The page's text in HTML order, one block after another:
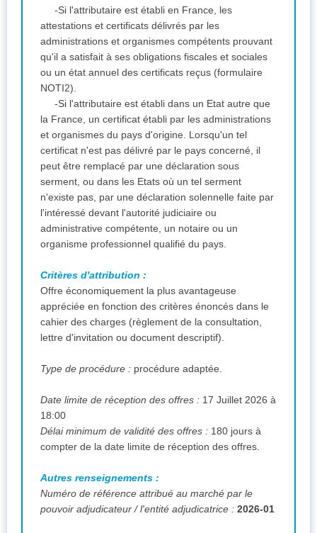
-Si l'attributaire est établi en France, les
attestations et certificats délivrés par les
administrations et organismes compétents prouvant
qu'il a satisfait à ses obligations fiscales et sociales
ou un état annuel des certificats reçus (formulaire
NOTI2).
-Si l'attributaire est établi dans un Etat autre que
la France, un certificat établi par les administrations
et organismes du pays d'origine. Lorsqu'un tel
certificat n'est pas délivré par le pays concerné, il
peut être remplacé par une déclaration sous
serment, ou dans les Etats où un tel serment
n'existe pas, par une déclaration solennelle faite par
l'intéressé devant l'autorité judiciaire ou
administrative compétente, un notaire ou un
organisme professionnel qualifié du pays.
Critères d'attribution :
Offre économiquement la plus avantageuse
appréciée en fonction des critères énoncés dans le
cahier des charges (règlement de la consultation,
lettre d'invitation ou document descriptif).
Type de procédure : procédure adaptée.
Date limite de réception des offres : 17 Juillet 2026 à
18:00
Délai minimum de validité des offres : 180 jours à
compter de la date limite de réception des offres.
Autres renseignements :
Numéro de référence attribué au marché par le
pouvoir adjudicateur / l'entité adjudicatrice : 2026-01